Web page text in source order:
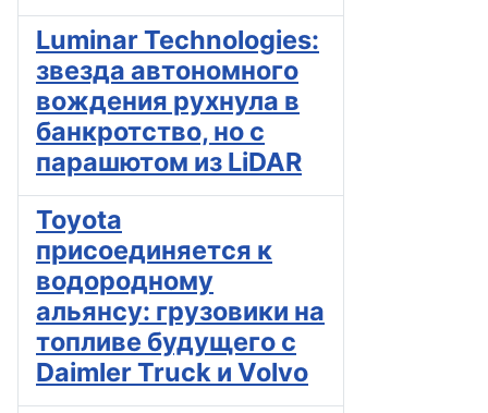
Luminar Technologies:
звезда автономного
вождения рухнула в
банкротство, но с
парашютом из LiDAR
Toyota
присоединяется к
водородному
альянсу: грузовики на
топливе будущего с
Daimler Truck и Volvo